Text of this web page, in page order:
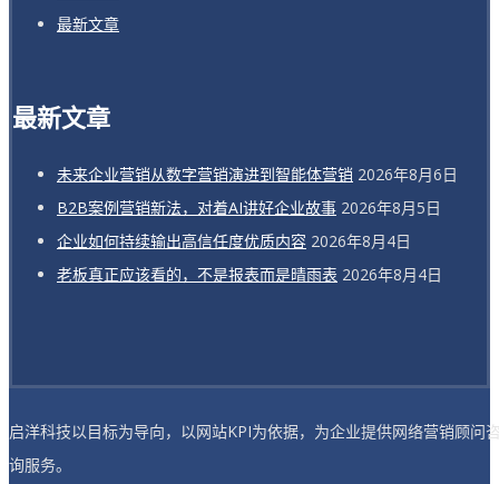
最新文章
最新文章
未来企业营销从数字营销演进到智能体营销 2026年8月6日
B2B案例营销新法，对着AI讲好企业故事 2026年8月5日
企业如何持续输出高信任度优质内容 2026年8月4日
老板真正应该看的，不是报表而是晴雨表 2026年8月4日
启洋科技以目标为导向，以网站KPI为依据，为企业提供网络营销顾问
询服务。